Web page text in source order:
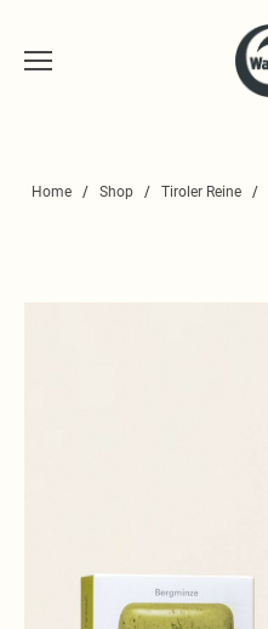
Home Shop Tiroler Reine